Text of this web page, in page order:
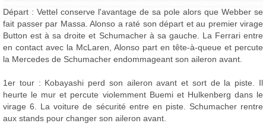
Départ : Vettel conserve l'avantage de sa pole alors que Webber se
fait passer par Massa. Alonso a raté son départ et au premier virage
Button est à sa droite et Schumacher à sa gauche. La Ferrari entre
en contact avec la McLaren, Alonso part en tête-à-queue et percute
la Mercedes de Schumacher endommageant son aileron avant.
1er tour : Kobayashi perd son aileron avant et sort de la piste. Il
heurte le mur et percute violemment Buemi et Hulkenberg dans le
virage 6. La voiture de sécurité entre en piste. Schumacher rentre
aux stands pour changer son aileron avant.